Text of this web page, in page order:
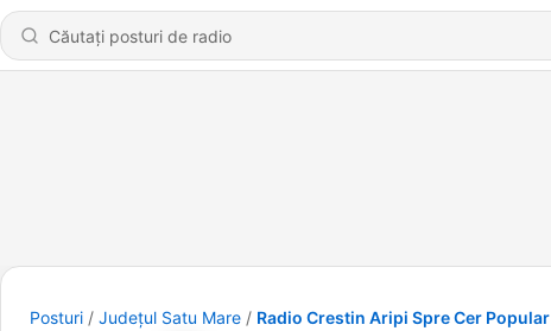
Posturi Județul Satu Mare Radio Crestin Aripi Spre Cer Popular